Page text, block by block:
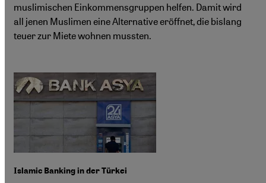
muslimischen Einkommensgruppen helfen. Damit wird
all jenen Muslimen eine Alternative eröffnet, die bislang
teuer zur Miete wohnen mussten.
Islamic Banking in der Türkei